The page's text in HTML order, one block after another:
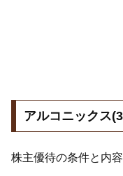
アルコニックス
株主優待の条件と内